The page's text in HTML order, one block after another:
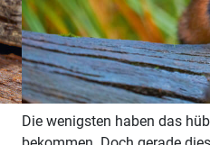
Die wenigsten haben das